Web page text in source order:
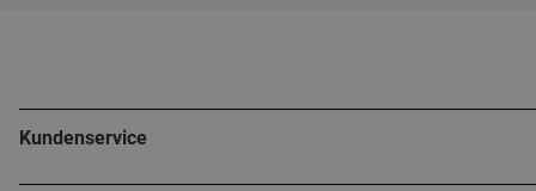
Kundenservice